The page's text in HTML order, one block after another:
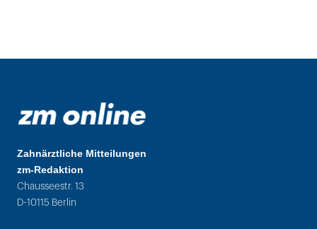
Zahnärztliche Mitteilungen
zm-Redaktion
Chausseestr. 13
D-10115 Berlin